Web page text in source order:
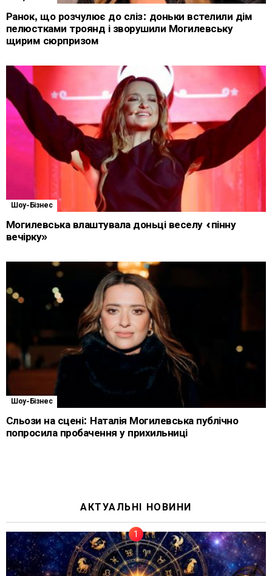
Ранок, що розчулює до сліз: доньки встелили дім
пелюстками троянд і зворушили Могилевську
щирим сюрпризом
Шоу-Бізнес
Могилевська влаштувала доньці веселу «пінну
вечірку»
Шоу-Бізнес
Сльози на сцені: Наталія Могилевська публічно
попросила пробачення у прихильниці
АКТУАЛЬНІ НОВИНИ